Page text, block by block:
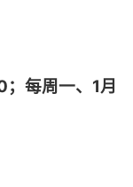
每周一、1月